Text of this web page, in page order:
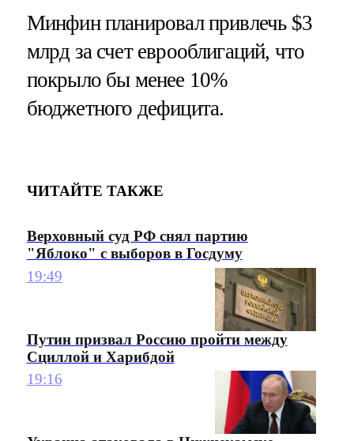
Минфин планировал привлечь $3
млрд за счет еврооблигаций, что
покрыло бы менее 10%
бюджетного дефицита.
ЧИТАЙТЕ ТАКЖЕ
Верховный суд РФ снял партию
"Яблоко" с выборов в Госдуму
19:49
Путин призвал Россию пройти между
Сциллой и Харибдой
19:16